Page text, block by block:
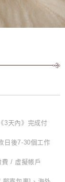
3天內》完成付
日後7-30個工作
/ 虛擬帳戶